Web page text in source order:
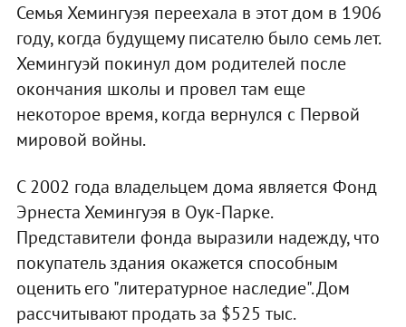
Семья Хемингуэя переехала в этот дом в 1906
году, когда будущему писателю было семь лет.
Хемингуэй покинул дом родителей после
окончания школы и провел там еще
некоторое время, когда вернулся с Первой
мировой войны.
С 2002 года владельцем дома является Фонд
Эрнеста Хемингуэя в Оук-Парке.
Представители фонда выразили надежду, что
покупатель здания окажется способным
оценить его "литературное наследие". Дом
рассчитывают продать за $525 тыс.